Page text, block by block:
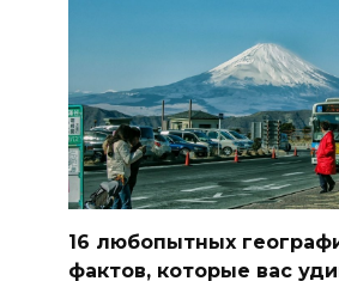
16 любопытных
фактов, которые вас